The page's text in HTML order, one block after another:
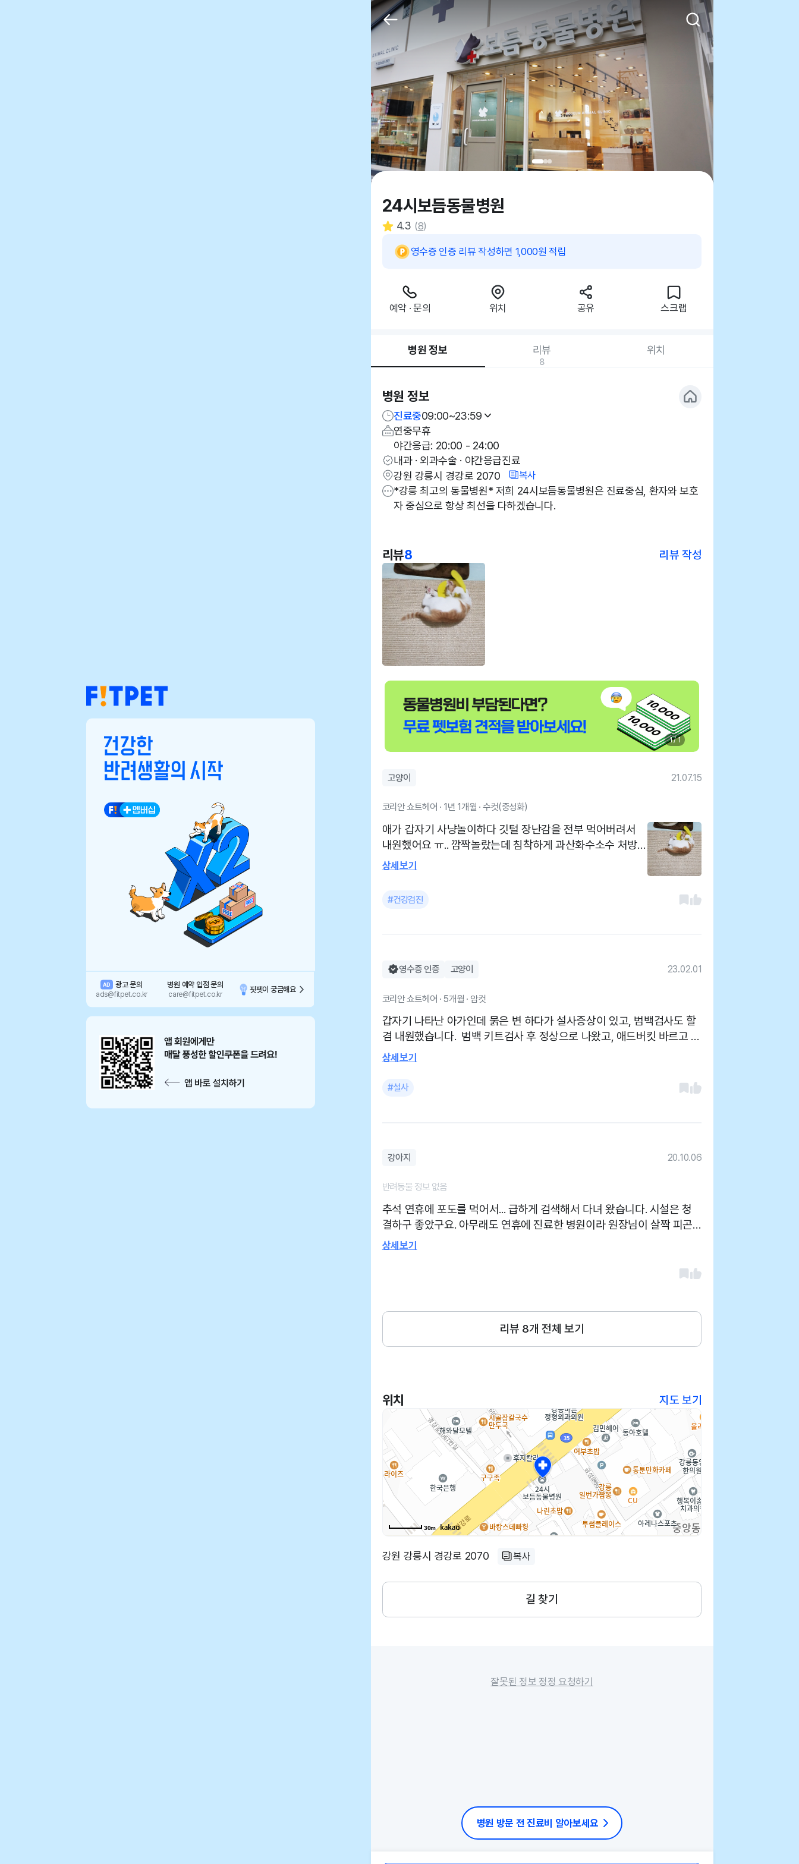
AD 광고 문의
ads@fitpet.co.kr
병원 예약 입점 문의
care@fitpet.co.kr
핏펫이 궁금해요
24시보듬동물병원
4.3 (8)
영수증 인증 리뷰 작성하면 1,000원 적립
예약 · 문의 위치 공유 스크랩
병원 정보 리뷰
8
위치
병원 정보
진료중09:00~23:59
연중무휴
야간응급: 20:00 - 24:00
내과 · 외과수술 · 야간응급진료
강원 강릉시 경강로 2070
복사
*강릉 최고의 동물병원* 저희 24시보듬동물병원은 진료중심, 환자와 보호
자 중심으로 항상 최선을 다하겠습니다.
리뷰8 리뷰 작성
1 / 1
고양이 21.07.15
코리안 쇼트헤어 · 1년 1개월 · 수컷(중성화)
애가 갑자기 사냥놀이하다 깃털 장난감을 전부 먹어버려서
내원했어요 ㅠ.. 깜짝놀랐는데 침착하게 과산화수소수 처방해
주시고 10분정도 지켜보다 토하지 않아서 데려오긴했어요.
~ 친절하고 아이를 정말 예뻐해주세요. 주차도 맞은편에 주차
상세보기
#건강검진
영수증 인증 고양이 23.02.01
코리안 쇼트헤어 · 5개월 · 암컷
갑자기 나타난 아가인데 묽은 변 하다가 설사증상이 있고, 범백검사도 할
겸 내원했습니다. 범백 키트검사 후 정상으로 나왔고, 애드버킷 바르고 돌
아왔습니다. 케어 잘해주시고, 친절하시고, 질문하면 답변도 잘해주십니
상세보기
#설사
강아지 20.10.06
반려동물 정보 없음
추석 연휴에 포도를 먹어서... 급하게 검색해서 다녀 왔습니다. 시설은 청
결하구 좋았구요. 아무래도 연휴에 진료한 병원이라 원장님이 살짝 피곤^
^; 해 보이셨지만 구토처치. 수액처치 까지 잘 받았습니다. 친절하세요!
상세보기
리뷰 8개 전체 보기
위치 지도 보기
30m
강원 강릉시 경강로 2070 복사
길 찾기
잘못된 정보 정정 요청하기
병원 방문 전 진료비 알아보세요